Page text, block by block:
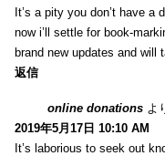
It’s a pity you don’t have a
now i’ll settle for book-
brand new updates and will
返信
online donations よ
2019年5月17日 10:10 AM
It’s laborious to seek out